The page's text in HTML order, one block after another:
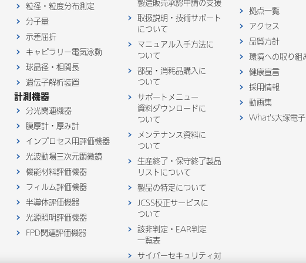
粒径・粒度分布測定
分子量
示差屈折
キャピラリー電気泳動
球晶径・相関長
遺伝子解析装置
計測機器
分光関連機器
膜厚計・厚み計
インプロセス用評価機器
光波動場三次元顕微鏡
機能材料評価機器
フィルム評価機器
半導体評価機器
光源照明評価機器
FPD関連評価機器
製造販売承認申請の支援
取扱説明・技術サポート
について
マニュアル入手方法に
ついて
部品・消耗品購入に
ついて
サポートメニュー
資料ダウンロードに
ついて
メンテナンス資料に
ついて
生産終了・保守終了製品
リストについて
製品の特定について
JCSS校正サービスに
ついて
該非判定・EAR判定
一覧表
サイバーセキュリティ対
拠点一覧
アクセス
品質方針
環境への取り組
健康宣言
採用情報
動画集
What's大塚電子